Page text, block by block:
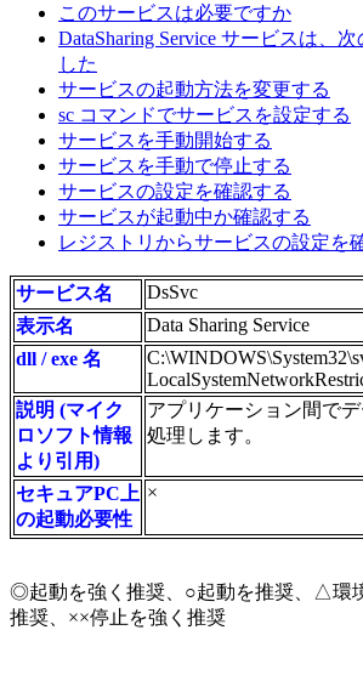
このサービスは必要ですか
DataSharing Service サービスは、
した
サービスの起動方法を変更する
sc コマンドでサービスを設定する
サービスを手動開始する
サービスを手動で停止する
サービスの設定を確認する
サービスが起動中か確認する
レジストリからサービスの設定を
サービス名
DsSvc
表示名
Data Sharing Service
dll / exe 名
説明 (マイク
ロソフト情報
より引用)
アプリケーション間で
処理します。
セキュアPC上
の起動必要性
×
◎起動を強く推奨、○起動を推奨、△環
推奨、××停止を強く推奨